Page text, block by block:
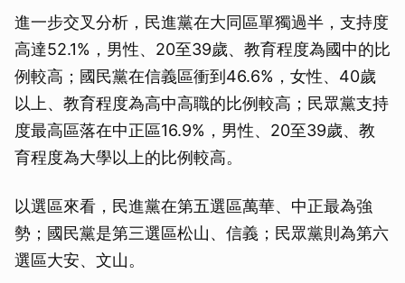
進一步交叉分析，民進黨在大同區單獨過半，支持度
高達52.1%，男性、20至39歲、教育程度為國中的比
例較高；國民黨在信義區衝到46.6%，女性、40歲
以上、教育程度為高中高職的比例較高；民眾黨支持
度最高區落在中正區16.9%，男性、20至39歲、教
育程度為大學以上的比例較高。
以選區來看，民進黨在第五選區萬華、中正最為強
勢；國民黨是第三選區松山、信義；民眾黨則為第六
選區大安、文山。